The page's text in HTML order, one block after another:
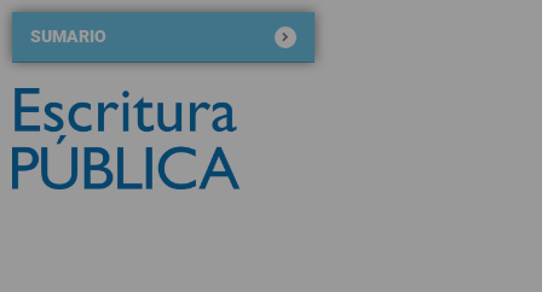
SUMARIO